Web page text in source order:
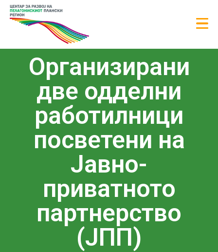
Организирани
две одделни
работилници
посветени на
Јавно-
приватното
партнерство
(ЈПП)